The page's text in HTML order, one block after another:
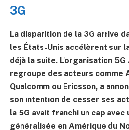
3G
La disparition de la 3G arrive
les États-Unis accélèrent sur
déjà la suite. L’organisation
regroupe des acteurs comme
Qualcomm ou Ericsson, a
son intention de cesser ses
la 5G avait franchi un cap avec
généralisée en Amérique du